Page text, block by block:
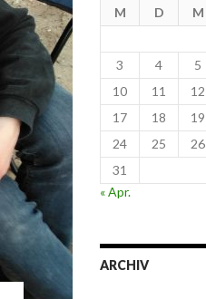
M D M
3
4 5
10
11 12
17
18 19
24
25 26
31
« Apr.
ARCHIV